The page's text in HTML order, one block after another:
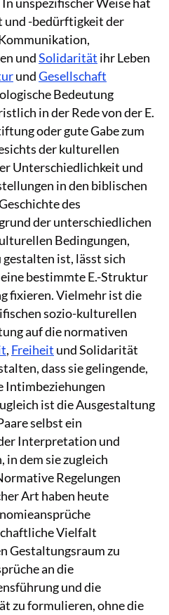
und -bedürftigkeit der
undSolidarität ihr Leben
undGesellschaft
Bedeutung
in der Rede von der E.
oder gute Gabe zum
der kulturellen
Unterschiedlichkeit und
in den biblischen
des
der unterschiedlichen
Bedingungen,
ist, lässt sich
bestimmte E.-Struktur
fixieren. Vielmehr ist die
sozio-kulturellen
auf die normativen
, Freiheit und Solidarität
dass sie gelingende,
Intimbeziehungen
ist die Ausgestaltung
selbst ein
Interpretation und
dem sie zugleich
Regelungen
Art haben heute
Vielfalt
Gestaltungsraum zu
an die
und die
zu formulieren, ohne die